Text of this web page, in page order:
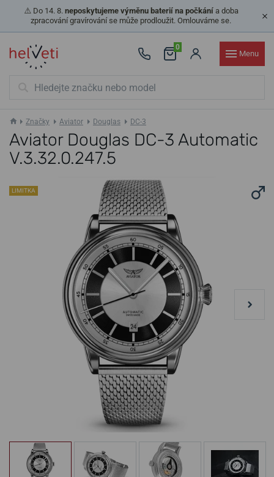
⚠️ Do 14. 8. neposkytujeme výměnu baterií na počkánía doba
zpracování gravírování se může prodloužit. Omlouváme se.
0
Menu
Značky Aviator Douglas DC-3
Aviator Douglas DC-3 Automatic
V.3.32.0.247.5
LIMITKA